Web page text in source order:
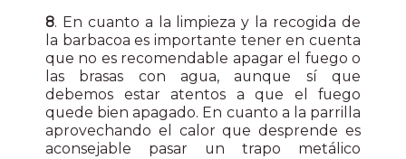
8. En cuanto a la limpieza y la recogida de
la barbacoa es importante tener en cuenta
que no es recomendable apagar el fuego o
las brasas con agua, aunque sí que
debemos estar atentos a que el fuego
quede bien apagado. En cuanto a la parrilla
aprovechando el calor que desprende es
aconsejable pasar un trapo metálico